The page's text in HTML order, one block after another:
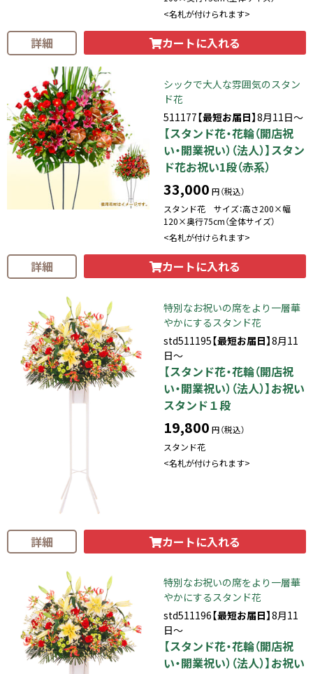
<名札が付けられます>
詳細 カートに入れる
シックで大人な雰囲気のスタン
ド花
511177【最短お届日】8月11日～
【スタンド花・花輪（開店祝
い・開業祝い）（法人）】スタン
ド花お祝い1段（赤系）
33,000 円（税込）
スタンド花 サイズ：高さ200×幅
120×奥行75cm（全体サイズ）
<名札が付けられます>
詳細 カートに入れる
特別なお祝いの席をより一層華
やかにするスタンド花
std511195【最短お届日】8月11
日～
【スタンド花・花輪（開店祝
い・開業祝い）（法人）】お祝い
スタンド１段
19,800 円（税込）
スタンド花
<名札が付けられます>
詳細 カートに入れる
特別なお祝いの席をより一層華
やかにするスタンド花
std511196【最短お届日】8月11
日～
【スタンド花・花輪（開店祝
い・開業祝い）（法人）】お祝い